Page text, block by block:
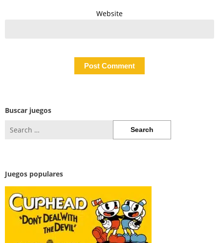
Website
Buscar juegos
for:
Juegos populares